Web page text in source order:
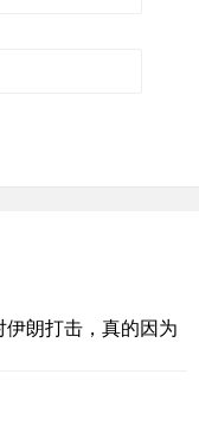
朗打击，真的因为